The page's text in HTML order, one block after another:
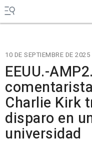
10 DE SEPTIEMBRE DE 2025
EEUU.-
Charlie Kirk
disparo en
universidad